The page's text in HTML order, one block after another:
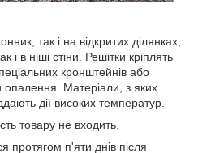
так і на відкритих ділянках,
і в ніші стіни. Решітки кріплять
кронштейнів або
Матеріали, з яких
дії високих температур.
товару не входить.
протягом п'яти днів після